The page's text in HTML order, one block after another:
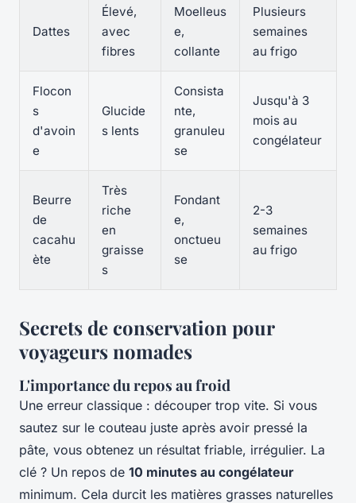
Dattes
Élevé,
avec
fibres
Moelleus
e,
collante
Plusieurs
semaines
au frigo
Flocon
s
d'avoin
e
Glucide
s lents
Consista
nte,
granuleu
se
Jusqu'à 3
mois au
congélateur
Beurre
de
cacahu
ète
Très
riche
en
graisse
s
Fondant
e,
onctueu
se
2-3
semaines
au frigo
Secrets de conservation pour
voyageurs nomades
L'importance du repos au froid
Une erreur classique : découper trop vite. Si vous
sautez sur le couteau juste après avoir pressé la
pâte, vous obtenez un résultat friable, irrégulier. La
clé ? Un repos de 10 minutes au congélateur
minimum. Cela durcit les matières grasses naturelles